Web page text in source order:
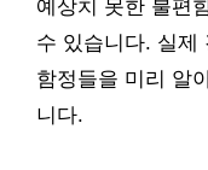
예상치 못한 불편
수 있습니다. 실제
함정들을 미리 알
니다.